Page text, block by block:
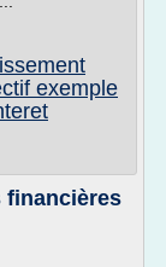
exemple
financières